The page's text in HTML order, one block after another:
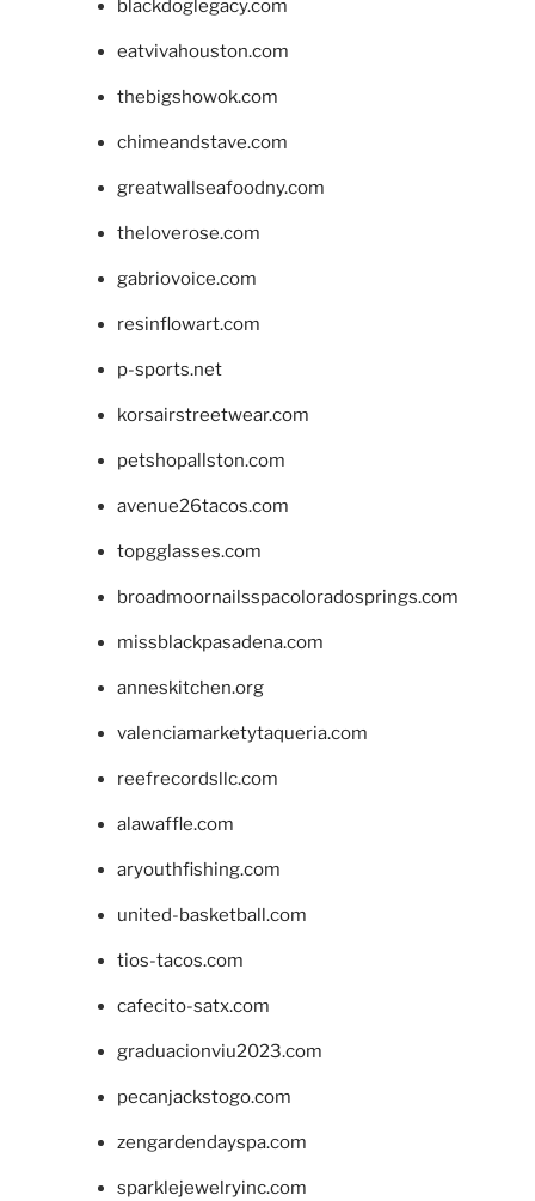
blackdoglegacy.com
eatvivahouston.com
thebigshowok.com
chimeandstave.com
greatwallseafoodny.com
theloverose.com
gabriovoice.com
resinflowart.com
p-sports.net
korsairstreetwear.com
petshopallston.com
avenue26tacos.com
topgglasses.com
broadmoornailsspacoloradosprings.com
missblackpasadena.com
anneskitchen.org
valenciamarketytaqueria.com
reefrecordsllc.com
alawaffle.com
aryouthfishing.com
united-basketball.com
tios-tacos.com
cafecito-satx.com
graduacionviu2023.com
pecanjackstogo.com
zengardendayspa.com
sparklejewelryinc.com